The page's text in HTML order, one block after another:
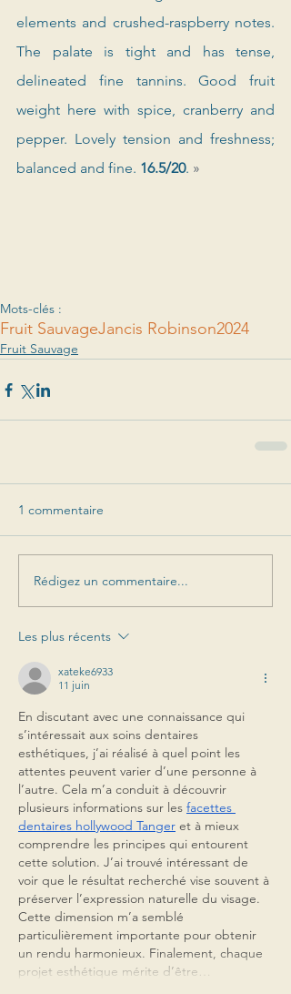
elements and crushed-raspberry notes.
The palate is tight and has tense,
delineated fine tannins. Good fruit
weight here with spice, cranberry and
pepper. Lovely tension and freshness;
balanced and fine. 16.5/20. »
Mots-clés :
Fruit SauvageJancis Robinson2024
Fruit Sauvage
1 commentaire
Rédigez un commentaire...
Les plus récents
xateke6933
11 juin
En discutant avec une connaissance qui
s’intéressait aux soins dentaires
esthétiques, j’ai réalisé à quel point les
attentes peuvent varier d’une personne à
l’autre. Cela m’a conduit à découvrir
plusieurs informations sur les facettes
dentaires hollywood Tanger et à mieux
comprendre les principes qui entourent
cette solution. J’ai trouvé intéressant de
voir que le résultat recherché vise souvent à
préserver l’expression naturelle du visage.
Cette dimension m’a semblé
particulièrement importante pour obtenir
un rendu harmonieux. Finalement, chaque
projet esthétique mérite d’être…